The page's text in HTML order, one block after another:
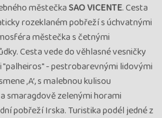
27MPT01730
cena za 8 dní
rezervovať
voľno
01.07. - 08.07.27štvrtok - štvrtok
1 872 €
městečkaSAO VICENTE. Cesta
rozeklaném pobřeží s úchvatnými
městečka s četnými
Cesta vede do věhlasné vesničky
- pestrobarevnými lidovými
‚A‘, s malebnou kulisou
smaragdově zelenými horami
pobřeží Irska. Turistika podél jedné z